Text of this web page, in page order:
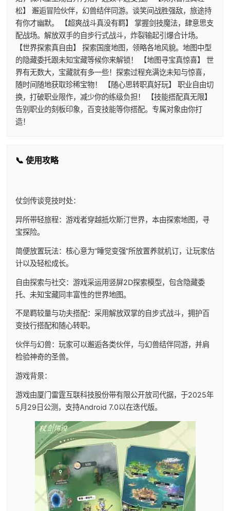
松】 邂逅冒险伙伴，幻兽结伴同游。谈笑间战胜强敌，旅途持
有你才幽默。 【超爽战斗真没有羁】 掌握剑技魔法，肆意思支
配战场。解放双手的自步行式战斗，炸裂输起引爆合计场。
【世界探索真自由】 探索国度地图，领略各地风貌。地图中型
的隐藏委托跟未知宝藏等候你来解锁！ 【地图寻宝真惊喜】 世
界有无数大，宝藏就有多一些！探索过程充满讫未知与惊喜，
随时间随地获取珍稀宝物！ 【随心思转职真好玩】 职业自由切
换，打破职业限作，减少你的练级负担！ 【技能搭配真无限】
告别职业的刻板印象，百变技能等你搭配。专属对象由你打
造！
📞 使用攻略
仗剑传谈竞技时处：
异所带轻旅程：游戏者穿越抵坎斯汀世界，本由探索地图，寻
宝探险。
简便放置玩法：核心意为“睡觉变强”所放置养就机订，让玩家估
计以及轻松成长。
自由探索与社交：游戏采运用竖屏2D探索模型，包含隐藏委
托、未知宝藏同丰富性的世界地图。
不是羁较量与功夫搭配：采用解放双掌的自步式战斗，拥护百
变技行搭配和随心转职。
伙伴与幻兽：玩家可以邂逅各类伙伴，与幻兽结伴同游，并肩
检验神奇的圣兽。
游戏背景：
游戏由厦门雷霆互联科技股份带有限公开放司代据，于2025年
5月29日公测，支持Android 7.0以在迭代版。